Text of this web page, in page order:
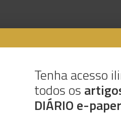
Tenha acesso
todos os
DIÁRIO e-paper
56 - 3º